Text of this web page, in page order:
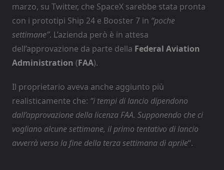
marzo, su Twitter, che SpaceX sarebbe stata pronta
con i prototipi Ship 24 e Booster 7 in “poche
settimane”. L’azienda però è in attesa
dell’approvazione da parte della Federal Aviation
Administration (FAA).
Il proprietario aveva anche aggiunto più
realisticamente che: “i tempi di lancio dipendono
dall’approvazione della licenza FAA. Supponendo che ci
vogliano alcune settimane, il primo tentativo di lancio
avverrà verso la fine della terza settimana di aprile“.